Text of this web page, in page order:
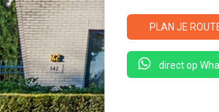
PLAN JE
direct op